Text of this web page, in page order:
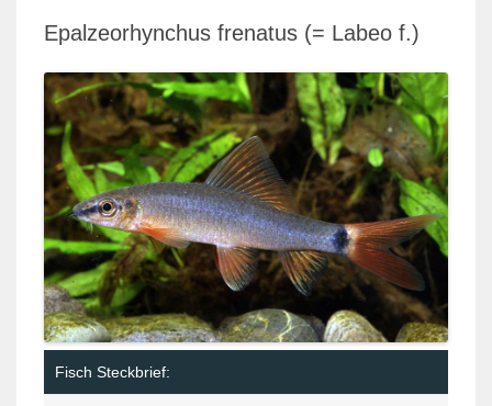
Epalzeorhynchus frenatus (= Labeo f.)
Fisch Steckbrief: